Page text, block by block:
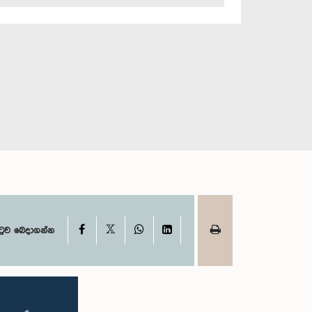
බෙදාගන්න Facebook WhatsAppLinkedIn